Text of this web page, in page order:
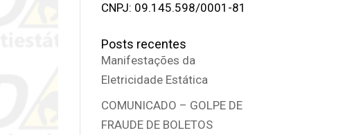
CNPJ: 09.145.598/0001-81
Posts recentes
Manifestações da
Eletricidade Estática
COMUNICADO – GOLPE DE
FRAUDE DE BOLETOS